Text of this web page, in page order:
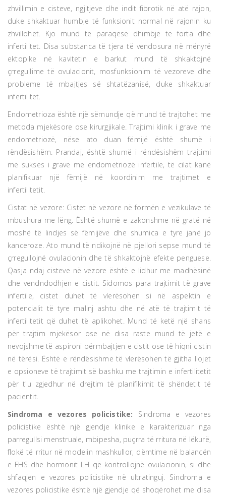
zhvillimin e cisteve, ngjitjeve dhe indit fibrotik në atë rajon,
duke shkaktuar humbje të funksionit normal në rajonin ku
zhvillohet. Kjo mund të paraqesë dhimbje të forta dhe
infertilitet. Disa substanca të tjera të vendosura në mënyrë
ektopike në kavitetin e barkut mund të shkaktojnë
çrregullime të ovulacionit, mosfunksionim të vezoreve dhe
probleme të mbajtjes së shtatëzanisë, duke shkaktuar
infertilitet.
Endometrioza është një sëmundje që mund të trajtohet me
metoda mjekësore ose kirurgjikale. Trajtimi klinik i grave me
endometriozë, nëse ato duan fëmijë është shumë i
rëndësishëm. Prandaj, është shumë i rëndësishëm trajtimi
me sukses i grave me endometriozë infertile, të cilat kanë
planifikuar një fëmijë në koordinim me trajtimet e
infertilitetit.
Cistat në vezore: Cistet në vezore në formën e vezikulave të
mbushura me lëng. Është shumë e zakonshme në gratë në
moshë të lindjes së fëmijëve dhe shumica e tyre janë jo
kanceroze. Ato mund të ndikojnë në pjellori sepse mund të
çrregullojnë ovulacionin dhe të shkaktojnë efekte penguese.
Qasja ndaj cisteve në vezore është e lidhur me madhësinë
dhe vendndodhjen e cistit. Sidomos para trajtimit të grave
infertile, cistet duhet të vlerësohen si në aspektin e
potencialit të tyre malinj ashtu dhe në atë të trajtimit të
infertilitetit që duhet të aplikohet. Mund të ketë një shans
për trajtim mjekësor ose në disa raste mund të jetë e
nevojshme të aspironi përmbajtjen e cistit ose të hiqni cistin
në tërësi. Është e rëndësishme të vlerësohen të gjitha llojet
e opsioneve të trajtimit së bashku me trajtimin e infertilitetit
për t'u zgjedhur në drejtim të planifikimit të shëndetit të
pacientit.
Sindroma e vezores policistike: Sindroma e vezores
policistike është një gjendje klinike e karakterizuar nga
parregullsi menstruale, mbipesha, puçrra të rritura në lëkurë,
flokë të rritur në modelin mashkullor, dëmtime në balancën
e FHS dhe hormonit LH që kontrollojnë ovulacionin, si dhe
shfaqjen e vezores policistike në ultratinguj. Sindroma e
vezores policistike është një gjendje që shoqërohet me disa